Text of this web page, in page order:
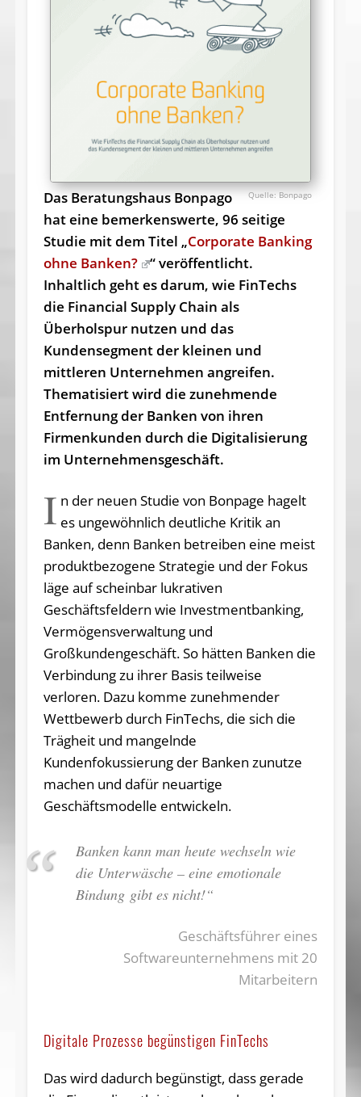
Bonpago
Das Beratungshaus Bonpago
hat eine bemerkenswerte, 96 seitige
Studie mit dem Titel „Corporate Banking
ohne Banken?
“ veröffentlicht.
Inhaltlich geht es darum, wie FinTechs
die Financial Supply Chain als
Überholspur nutzen und das
Kundensegment der kleinen und
mittleren Unternehmen angreifen.
Thematisiert wird die zunehmende
Entfernung der Banken von ihren
Firmenkunden durch die Digitalisierung
im Unternehmensgeschäft.
I n der neuen Studie von Bonpage hagelt
es ungewöhnlich deutliche Kritik an
Banken, denn Banken betreiben eine meist
produktbezogene Strategie und der Fokus
läge auf scheinbar lukrativen
Geschäftsfeldern wie Investmentbanking,
Vermögensverwaltung und
Großkundengeschäft. So hätten Banken die
Verbindung zu ihrer Basis teilweise
verloren. Dazu komme zunehmender
Wettbewerb durch FinTechs, die sich die
Trägheit und mangelnde
Kundenfokussierung der Banken zunutze
machen und dafür neuartige
Geschäftsmodelle entwickeln.
Banken kann man heute wechseln wie
die Unterwäsche – eine emotionale
Bindung gibt es nicht!“
Geschäftsführer eines
Softwareunternehmens mit 20
Mitarbeitern
Digitale Prozesse begünstigen FinTechs
Das wird dadurch begünstigt, dass gerade